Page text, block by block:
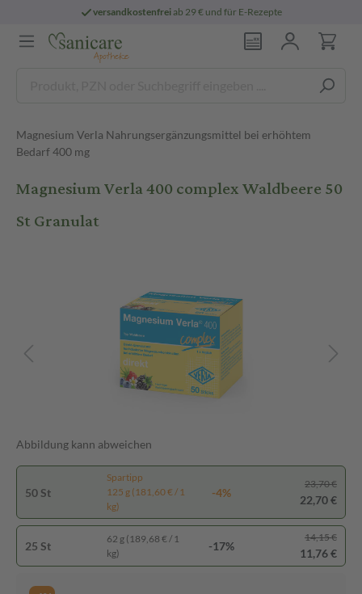
versandkostenfreiab 29 € und für E-Rezepte
Magnesium Verla Nahrungsergänzungsmittel bei erhöhtem
Bedarf 400 mg
Magnesium Verla 400 complex Waldbeere 50
St Granulat
Abbildung kann abweichen
50 St
Spartipp
125 g (181,60 € / 1
kg)
-4%
23,70 €
22,70 €
25 St
62 g (189,68 € / 1
kg)
-17%
14,15 €
11,76 €